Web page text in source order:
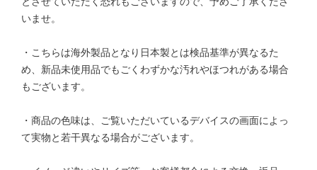
いませ。
・こちらは海外製品となり日本製とは検品基準が異なるた
め、新品未使用品でもごくわずかな汚れやほつれがある場合
もございます。
・商品の色味は、ご覧いただいているデバイスの画面によっ
て実物と若干異なる場合がございます。